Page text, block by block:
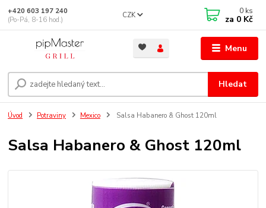
Menu
CZK
Hledat
+420 603 197 240
(Po-Pá, 8-16 hod.)
0 ks
za 0 Kč
Úvod Potraviny Mexico Salsa Habanero & Ghost 120ml
Salsa Habanero & Ghost 120ml